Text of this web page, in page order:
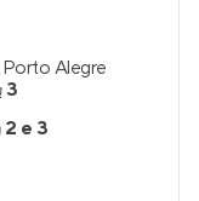
Porto Alegre
3
2 e 3